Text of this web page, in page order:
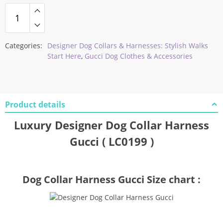
36,90 $
Categories:
Designer Dog Collars & Harnesses: Stylish Walks
Start Here, Gucci Dog Clothes & Accessories
Product details
Luxury Designer Dog Collar Harness
Gucci ( LC0199 )
Dog Collar Harness Gucci Size chart :